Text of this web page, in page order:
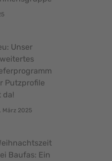
Unser
Putzprofile
da!
März 2025
Baufas: Ein